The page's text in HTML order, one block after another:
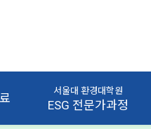
서울대 환경대학원
ESG 전문가과정